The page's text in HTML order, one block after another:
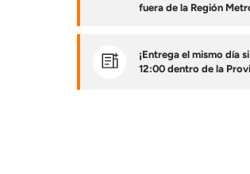
fuera de la Región
¡Entrega el mismo día
12:00 dentro de la